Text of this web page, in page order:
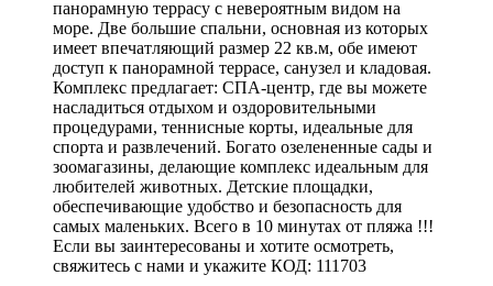
панорамную террасу с невероятным видом на
море. Две большие спальни, основная из которых
имеет впечатляющий размер 22 кв.м, обе имеют
доступ к панорамной террасе, санузел и кладовая.
Комплекс предлагает: СПА-центр, где вы можете
насладиться отдыхом и оздоровительными
процедурами, теннисные корты, идеальные для
спорта и развлечений. Богато озелененные сады и
зоомагазины, делающие комплекс идеальным для
любителей животных. Детские площадки,
обеспечивающие удобство и безопасность для
самых маленьких. Всего в 10 минутах от пляжа !!!
Если вы заинтересованы и хотите осмотреть,
свяжитесь с нами и укажите КОД: 111703